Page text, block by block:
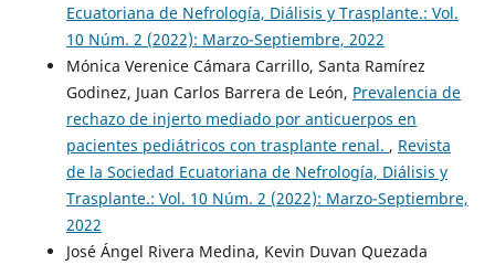
Ecuatoriana de Nefrología, Diálisis y Trasplante.: Vol.
10 Núm. 2 (2022): Marzo-Septiembre, 2022
Mónica Verenice Cámara Carrillo, Santa Ramírez
Godinez, Juan Carlos Barrera de León, Prevalencia de
rechazo de injerto mediado por anticuerpos en
pacientes pediátricos con trasplante renal. , Revista
de la Sociedad Ecuatoriana de Nefrología, Diálisis y
Trasplante.: Vol. 10 Núm. 2 (2022): Marzo-Septiembre,
2022
José Ángel Rivera Medina, Kevin Duvan Quezada